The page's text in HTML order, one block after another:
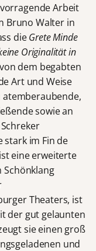
Arbeit
Bruno Walter in
dieGrete Minde
Originalität in
dem begabten
Art und Weise
atemberaubende,
sowie an
stark im Fin de
eine erweiterte
Theaters, ist
der gut gelaunten
sie einen groß
und